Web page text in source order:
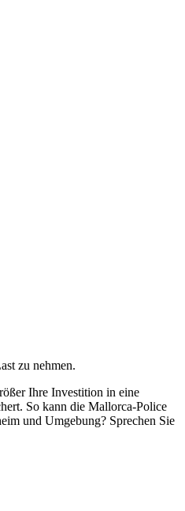
zu nehmen.
Ihre Investition in eine
So kann die Mallorca-Police
und Umgebung? Sprechen Sie